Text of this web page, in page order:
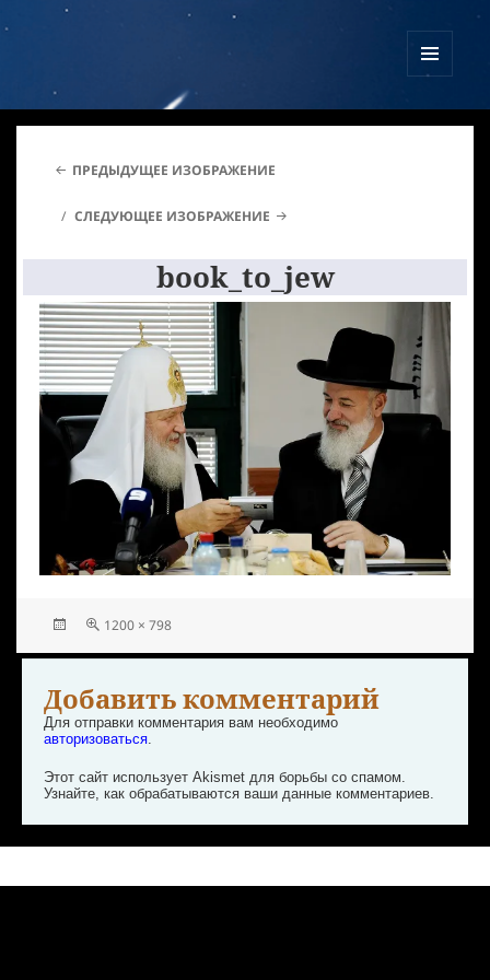
ВИДЖЕТЫ
ПРЕДЫДУЩЕЕ ИЗОБРАЖЕНИЕ
СЛЕДУЮЩЕЕ ИЗОБРАЖЕНИЕ
book_to_jew
1200 × 798
Добавить комментарий
Для отправки комментария вам необходимо
авторизоваться.
Этот сайт использует Akismet для борьбы со спамом.
Узнайте, как обрабатываются ваши данные комментариев.